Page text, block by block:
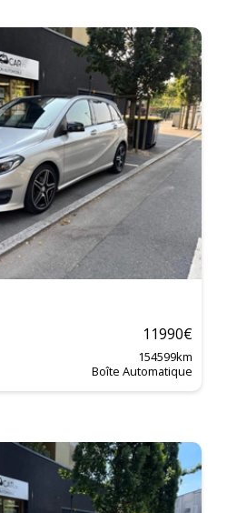
11990€
154599km
Boîte Automatique